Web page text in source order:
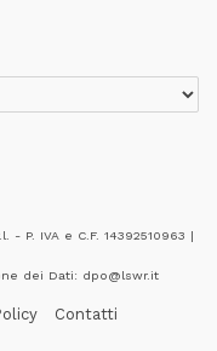
P. IVA e C.F. 14392510963 |
dei Dati: dpo@lswr.it
Contatti